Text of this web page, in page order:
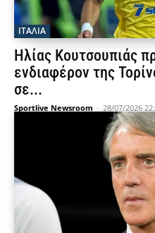
ΙΤΑΛΙΑ
Ηλίας Κουτσουπιάς
ενδιαφέρον της
σε...
Sportlive Newsroom - 28/07/2026